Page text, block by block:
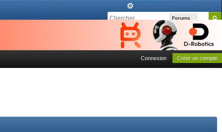
Forums
Connexion Créer un compte